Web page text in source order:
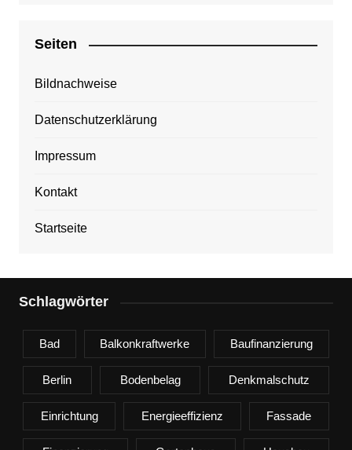
Seiten
Bildnachweise
Datenschutzerklärung
Impressum
Kontakt
Startseite
Schlagwörter
Bad Balkonkraftwerke Baufinanzierung
Berlin Bodenbelag Denkmalschutz
Einrichtung Energieeffizienz Fassade